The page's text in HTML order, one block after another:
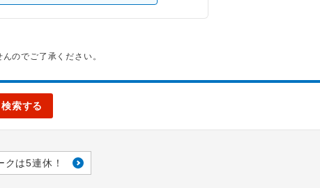
のでご了承ください。
検索する
は5連休！